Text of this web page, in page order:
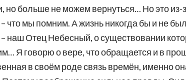
но больше не можем вернуться… Но это из-
что мы помним. А жизнь никогда бы и не
наш Отец Небесный, о существовании
Я говорю о вере, что обращается и в
в своём роде связь времён, именно